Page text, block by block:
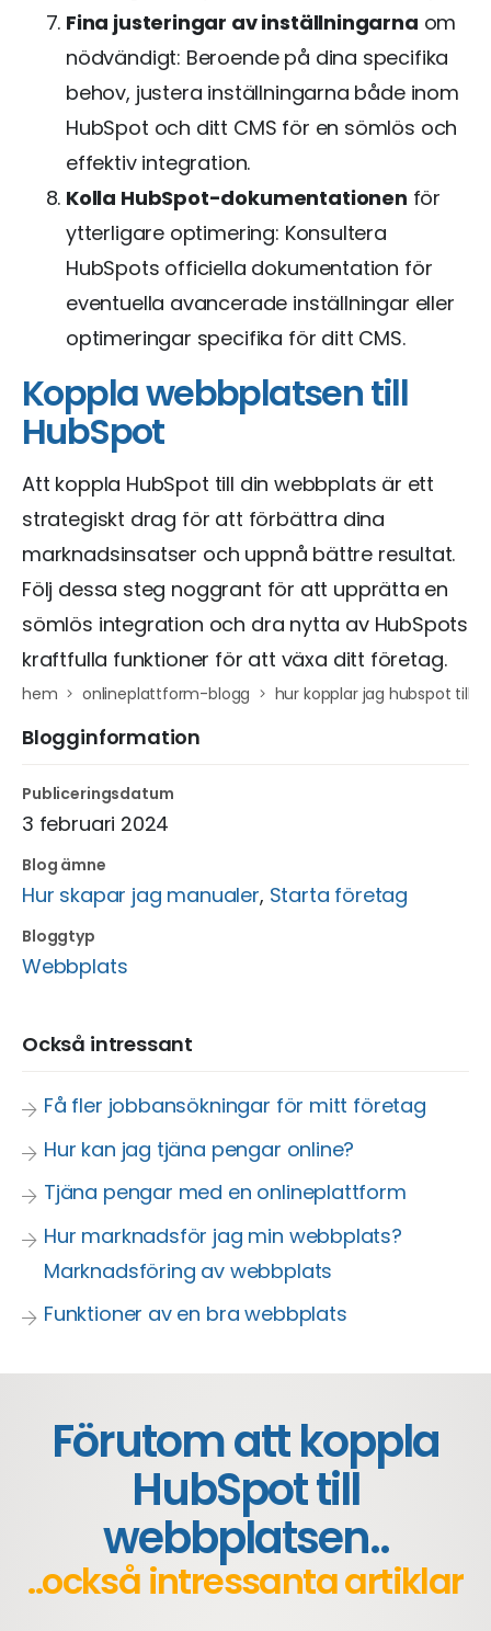
Fina justeringar av inställningarna om
nödvändigt: Beroende på dina specifika
behov, justera inställningarna både inom
HubSpot och ditt CMS för en sömlös och
effektiv integration.
Kolla HubSpot-dokumentationen för
ytterligare optimering: Konsultera
HubSpots officiella dokumentation för
eventuella avancerade inställningar eller
optimeringar specifika för ditt CMS.
Koppla webbplatsen till
HubSpot
Att koppla HubSpot till din webbplats är ett
strategiskt drag för att förbättra dina
marknadsinsatser och uppnå bättre resultat.
Följ dessa steg noggrant för att upprätta en
sömlös integration och dra nytta av HubSpots
kraftfulla funktioner för att växa ditt företag.
hem onlineplattform-blogg hur kopplar jag hubspot till
Blogginformation
Publiceringsdatum
3 februari 2024
Blog ämne
Hur skapar jag manualer, Starta företag
Bloggtyp
Webbplats
Också intressant
Få fler jobbansökningar för mitt företag
Hur kan jag tjäna pengar online?
Tjäna pengar med en onlineplattform
Hur marknadsför jag min webbplats?
Marknadsföring av webbplats
Funktioner av en bra webbplats
Förutom att koppla
HubSpot till
webbplatsen..
..också intressanta artiklar